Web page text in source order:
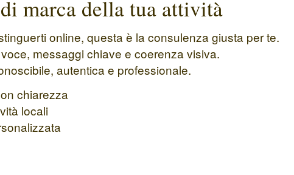
marca della tua attività
online, questa è la consulenza giusta per te.
messaggi chiave e coerenza visiva.
autentica e professionale.
chiarezza
locali